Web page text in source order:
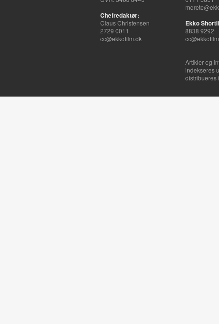
Chefredaktør:
Claus Christensen
2729 0011
cc@ekkofilm.dk
Ekko
8838 9292
Artikler og
indekseres
distribueres